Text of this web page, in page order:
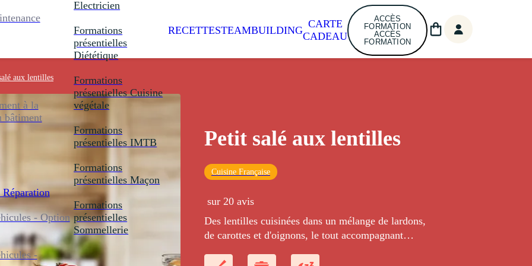
à la
bâtiment
- Option
-
Electricien
Formations
présentielles
Diététique
Formations
présentielles Cuisine
végétale
Formations
présentielles IMTB
Formations
présentielles Maçon
Formations
présentielles
Sommellerie
RECETTESTEAMBUILDING
CARTE
CADEAU
ACCÈS
FORMATION
ACCÈS
FORMATION
aux lentilles
Petit salé aux lentilles
Cuisine Française
sur 20 avis
Des lentilles cuisinées dans un mélange de lardons,
de carottes et d'oignons, le tout accompagnant